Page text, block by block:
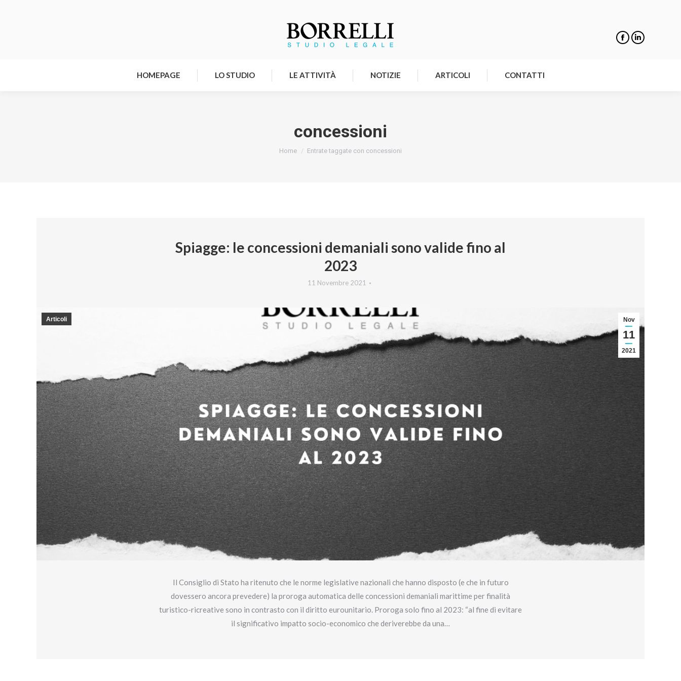
HOMEPAGE LO STUDIO LE ATTIVITÀ NOTIZIE ARTICOLI CONTATTI
concessioni
Tu sei qui:
Home Entrate taggate con concessioni
Spiagge: le concessioni demaniali sono valide fino al
2023
11 Novembre 2021
Nov
11
2021
Articoli
Il Consiglio di Stato ha ritenuto che le norme legislative nazionali che hanno disposto (e che in futuro
dovessero ancora prevedere) la proroga automatica delle concessioni demaniali marittime per finalità
turistico-ricreative sono in contrasto con il diritto eurounitario. Proroga solo fino al 2023: “al fine di evitare
il significativo impatto socio-economico che deriverebbe da una…
LO STUDIO LE ATTIVITÀ